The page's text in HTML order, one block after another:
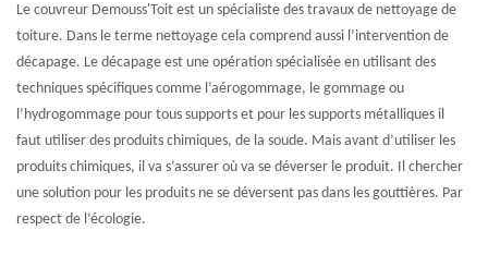
Le couvreur Demouss'Toit est un spécialiste des travaux de nettoyage de
toiture. Dans le terme nettoyage cela comprend aussi l’intervention de
décapage. Le décapage est une opération spécialisée en utilisant des
techniques spécifiques comme l’aérogommage, le gommage ou
l’hydrogommage pour tous supports et pour les supports métalliques il
faut utiliser des produits chimiques, de la soude. Mais avant d’utiliser les
produits chimiques, il va s’assurer où va se déverser le produit. Il chercher
une solution pour les produits ne se déversent pas dans les gouttières. Par
respect de l’écologie.